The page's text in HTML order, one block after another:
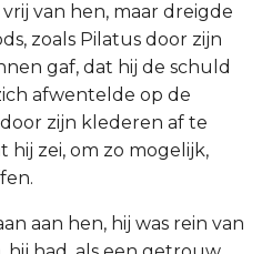
van hen, maar dreigde
zoals Pilatus door zijn
gaf, dat hij de schuld
afwentelde op de
zijn klederen af te
zei, om zo mogelijk,
aan hen, hij was rein van